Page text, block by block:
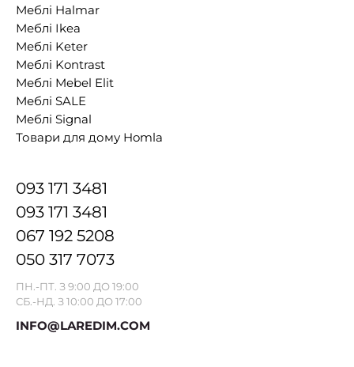
Меблі Halmar
Меблі Ikea
Меблі Keter
Меблі Kontrast
Меблі Mebel Elit
Меблі SALE
Меблі Signal
Товари для дому Homla
093 171 3481
093 171 3481
067 192 5208
050 317 7073
ПН.-ПТ. З 9:00 ДО 19:00
СБ.-НД. З 10:00 ДО 17:00
INFO@LAREDIM.COM